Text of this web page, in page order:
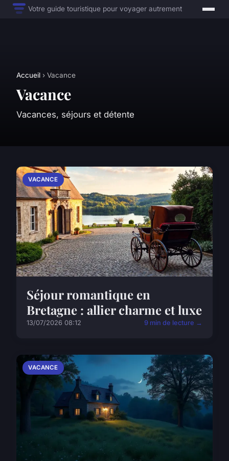
Votre guide touristique pour voyager autrement
Accueil › Vacance
Vacance
Vacances, séjours et détente
VACANCE
Séjour romantique en
Bretagne : allier charme et luxe
13/07/2026 08:12 9 min de lecture →
VACANCE